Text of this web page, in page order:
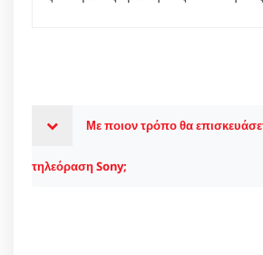
Με ποιον τρόπο θα
τηλεόραση Sony;